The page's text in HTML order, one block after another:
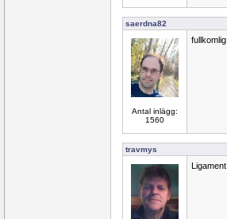
saerdna82
Antal inlägg:
1560
fullkomlig
travmys
Ligament